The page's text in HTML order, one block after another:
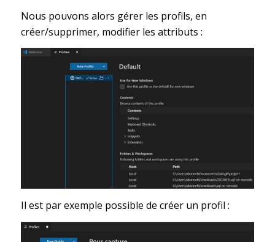
Nous pouvons alors gérer les profils, en
créer/supprimer, modifier les attributs :
Il est par exemple possible de créer un profil :